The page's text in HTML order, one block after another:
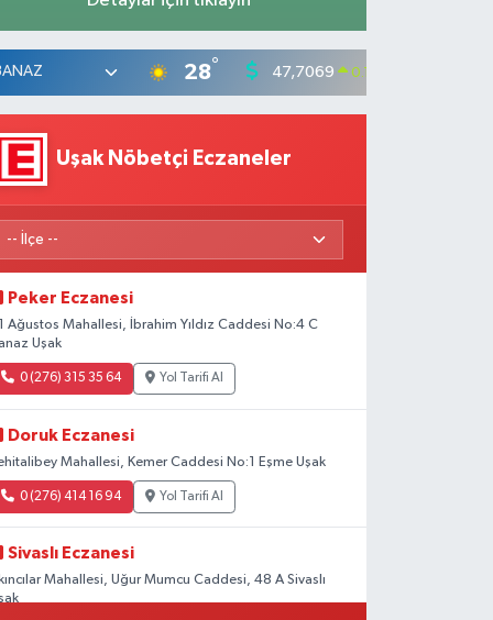
28° 47,7069 0.17
Uşak Nöbetçi Eczaneler
Peker Eczanesi
Ağustos Mahallesi, İbrahim Yıldız Caddesi No:4 C
Uşak
0 (276) 315 35 64 Yol Tarifi Al
Doruk Eczanesi
Mahallesi, Kemer Caddesi No:1 Eşme Uşak
0 (276) 414 16 94 Yol Tarifi Al
Sivaslı Eczanesi
Mahallesi, Uğur Mumcu Caddesi, 48 A Sivaslı